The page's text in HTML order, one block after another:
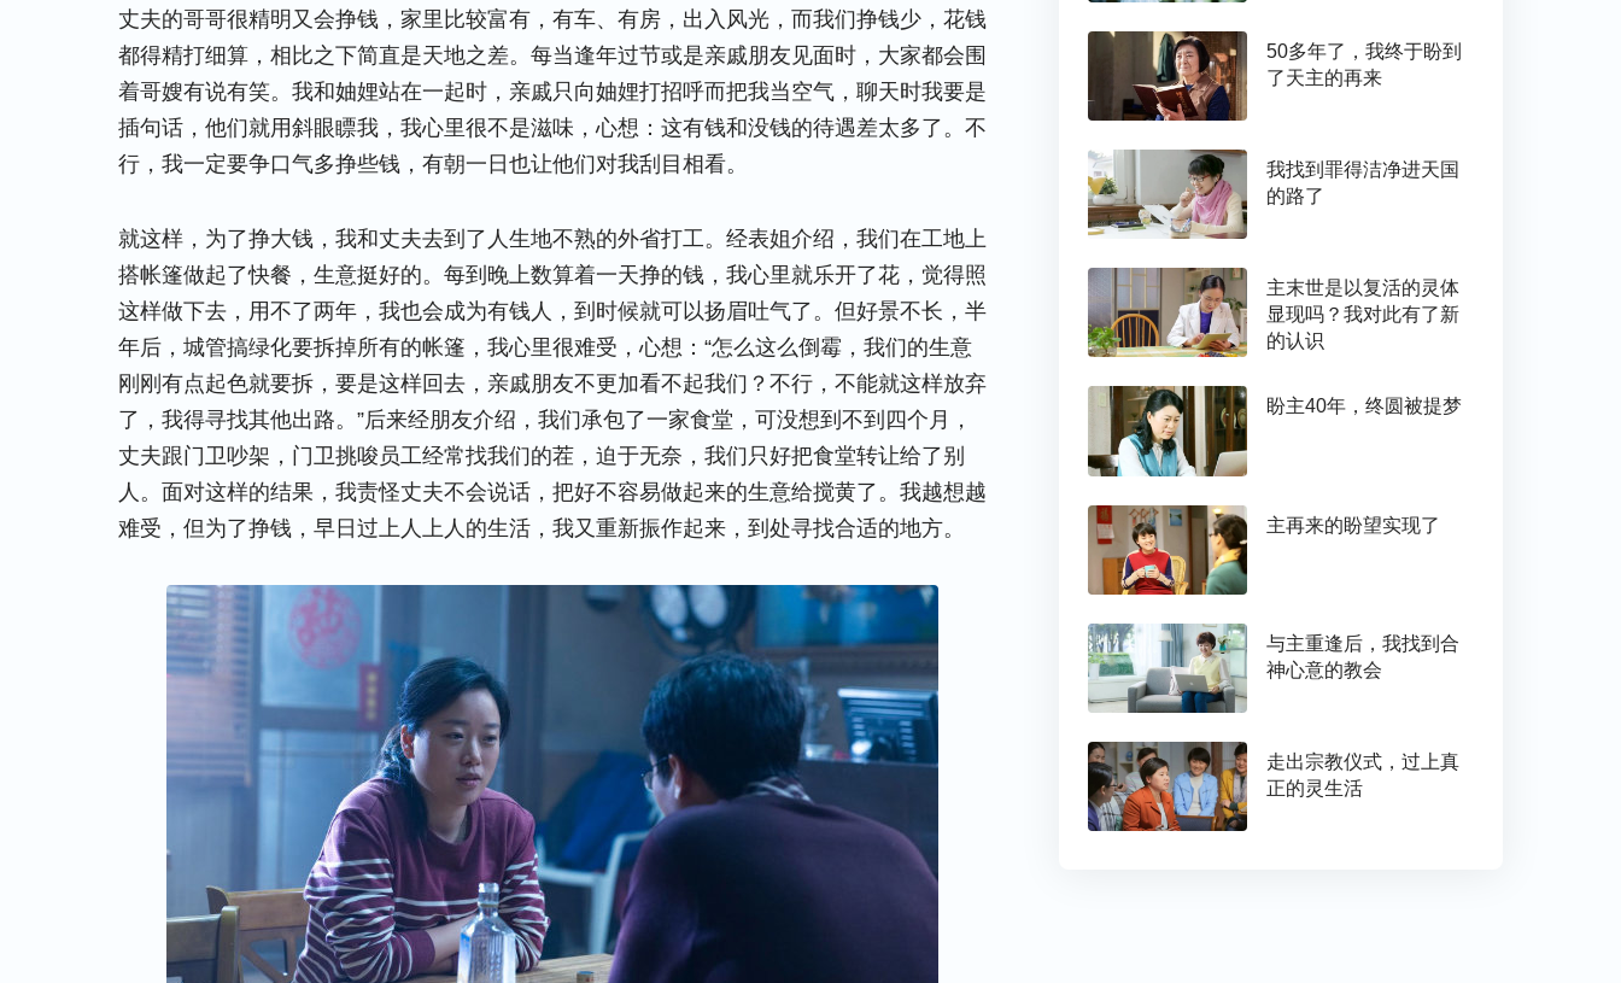
丈夫的哥哥很精明又会挣钱，家里比较富有，有车、有房，出入风光，而我们挣钱少，花钱
都得精打细算，相比之下简直是天地之差。每当逢年过节或是亲戚朋友见面时，大家都会围
着哥嫂有说有笑。我和妯娌站在一起时，亲戚只向妯娌打招呼而把我当空气，聊天时我要是
插句话，他们就用斜眼瞟我，我心里很不是滋味，心想：这有钱和没钱的待遇差太多了。不
行，我一定要争口气多挣些钱，有朝一日也让他们对我刮目相看。
就这样，为了挣大钱，我和丈夫去到了人生地不熟的外省打工。经表姐介绍，我们在工地上
搭帐篷做起了快餐，生意挺好的。每到晚上数算着一天挣的钱，我心里就乐开了花，觉得照
这样做下去，用不了两年，我也会成为有钱人，到时候就可以扬眉吐气了。但好景不长，半
年后，城管搞绿化要拆掉所有的帐篷，我心里很难受，心想：“怎么这么倒霉，我们的生意
刚刚有点起色就要拆，要是这样回去，亲戚朋友不更加看不起我们？不行，不能就这样放弃
了，我得寻找其他出路。”后来经朋友介绍，我们承包了一家食堂，可没想到不到四个月，
丈夫跟门卫吵架，门卫挑唆员工经常找我们的茬，迫于无奈，我们只好把食堂转让给了别
人。面对这样的结果，我责怪丈夫不会说话，把好不容易做起来的生意给搅黄了。我越想越
难受，但为了挣钱，早日过上人上人的生活，我又重新振作起来，到处寻找合适的地方。
50多年了，我终于盼到
了天主的再来
我找到罪得洁净进天国
的路了
主末世是以复活的灵体
显现吗？我对此有了新
的认识
盼主40年，终圆被提梦
主再来的盼望实现了
与主重逢后，我找到合
神心意的教会
走出宗教仪式，过上真
正的灵生活